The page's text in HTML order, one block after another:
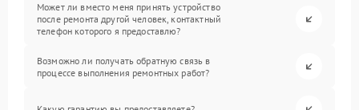
Может ли вместо меня принять устройство
после ремонта другой человек, контактный
телефон которого я предоставлю?
Возможно ли получать обратную связь в
процессе выполнения ремонтных работ?